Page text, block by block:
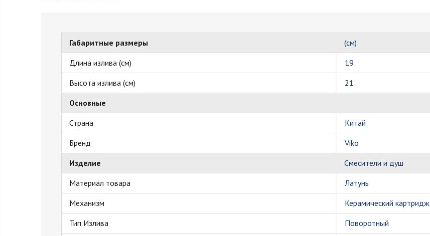
Габаритные размеры
(см)
Длина излива (см)
19
Высота излива (см)
21
Основные
Страна
Китай
Бренд
Viko
Изделие
Смесители и душ
Материал товара
Латунь
Механизм
Керамический картридж
Тип Излива
Поворотный